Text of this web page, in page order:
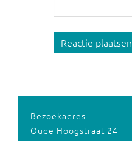
Reactie plaatsen
Bezoekadres
Oude Hoogstraat 24